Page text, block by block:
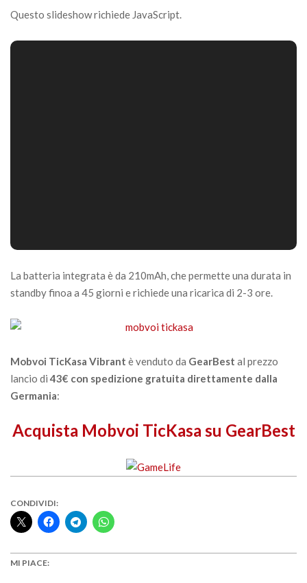
Questo slideshow richiede JavaScript.
La batteria integrata è da 210mAh, che permette una durata in
standby finoa a 45 giorni e richiede una ricarica di 2-3 ore.
Mobvoi TicKasa Vibrant è venduto da GearBest al prezzo
lancio di43€ con spedizione gratuita direttamente dalla
Germania:
Acquista Mobvoi TicKasa su GearBest
CONDIVIDI:
MI PIACE: